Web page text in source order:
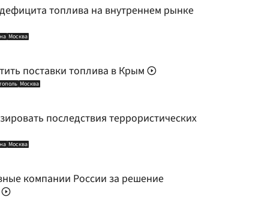
топлива на внутреннем рынке
Москва
поставки топлива в Крым
Москва
последствия террористических
Москва
компании России за решение